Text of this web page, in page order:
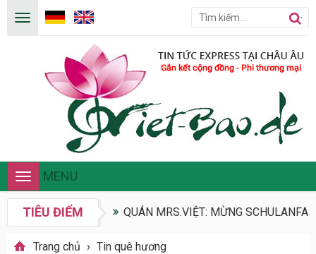
Toggle
navigation
MENU
TIÊU ĐIỂM QUÁN MRS.VIỆT: MỪNG
Trang chủ › Tin quê hương